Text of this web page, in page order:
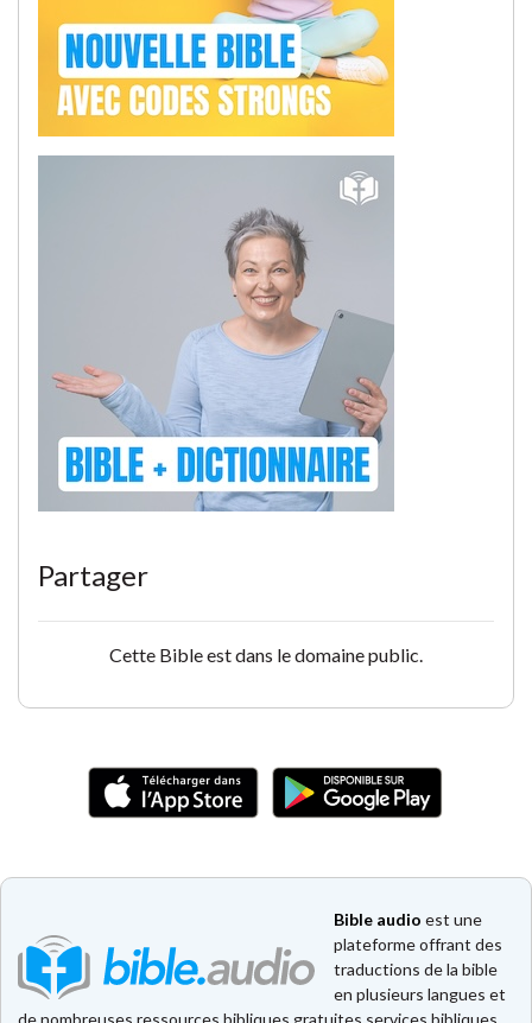
Partager
Cette Bible est dans le domaine public.
Bible audio est une
plateforme offrant des
traductions de la bible
en plusieurs langues et